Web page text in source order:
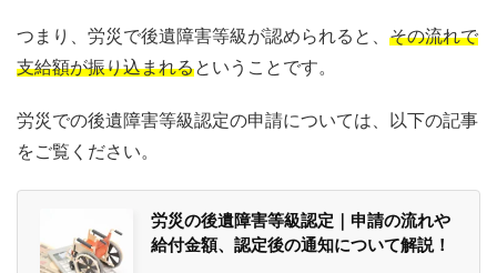
つまり、労災で後遺障害等級が認められると、 その流れで
支給額が振り込まれるということです。
労災での後遺障害等級認定の申請については、以下の記事
をご覧ください。
労災の後遺障害等級認定｜申請の流れや
給付金額、認定後の通知について解説！